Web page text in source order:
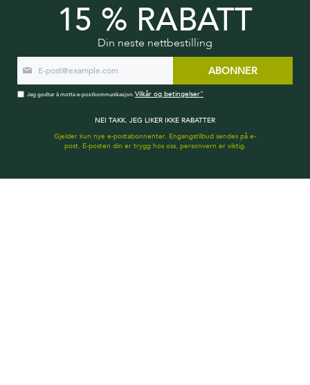
15 % RABATT
Din neste nettbestilling
ABONNER
Jeg godtar å motta e-postkommunikasjon.Vilkår og betingelser"
NEI TAKK. JEG LIKER IKKE RABATTER
Gjelder kun nye e-postabonnenter. Engangstilbud sendes på e-
post. E-posten din er trygg hos oss, personvern er viktig.
INGREDIENSER